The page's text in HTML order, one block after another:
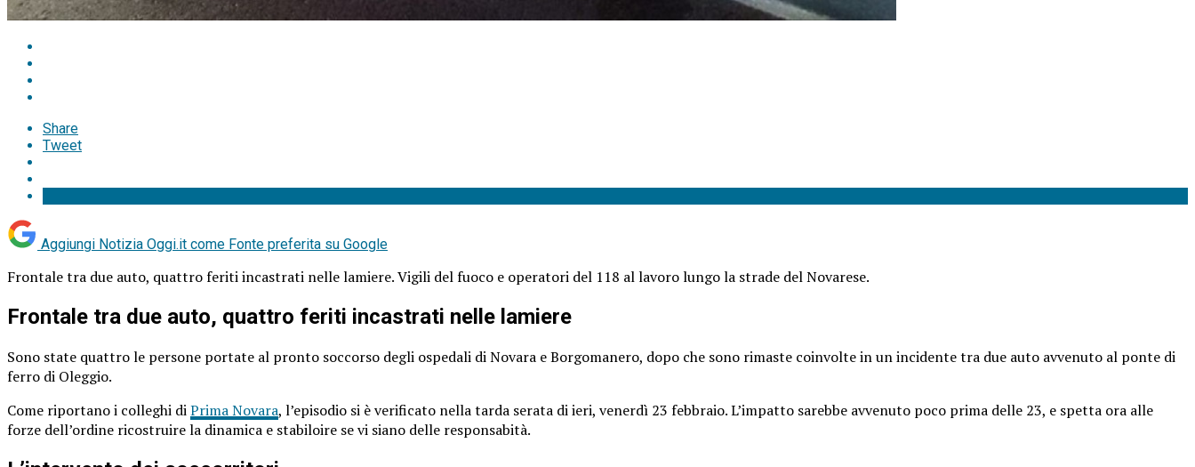
Share
Tweet
Aggiungi Notizia Oggi.it come Fonte preferita su Google
Frontale tra due auto, quattro feriti incastrati nelle lamiere. Vigili del fuoco e operatori del 118 al lavoro lungo la strade del Novarese.
Frontale tra due auto, quattro feriti incastrati nelle lamiere
Sono state quattro le persone portate al pronto soccorso degli ospedali di Novara e Borgomanero, dopo che sono rimaste coinvolte in un incidente tra due auto avvenuto al ponte di
ferro di Oleggio.
Come riportano i colleghi diPrima Novara, l’episodio si è verificato nella tarda serata di ieri, venerdì 23 febbraio. L’impatto sarebbe avvenuto poco prima delle 23, e spetta ora alle
forze dell’ordine ricostruire la dinamica e stabiloire se vi siano delle responsabità.